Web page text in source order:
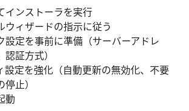
インストーラを実行
ウィザードの指示に従う
設定を事前に準備（サーバーアドレ
認証方式）
設定を強化（自動更新の無効化、不要
止）
動